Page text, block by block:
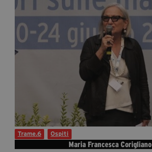
Media & Press
News & Kit
Accrediti Stampa
Cartella Stampa
Rassegna Stampa
Partecipa
Diventa Partner
Dona
Maria Francesca Corigliano
Trame.6 Ospiti